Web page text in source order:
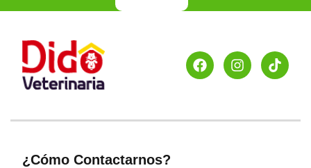
¿Cómo Contactarnos?